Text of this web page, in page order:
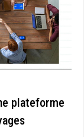
plateforme